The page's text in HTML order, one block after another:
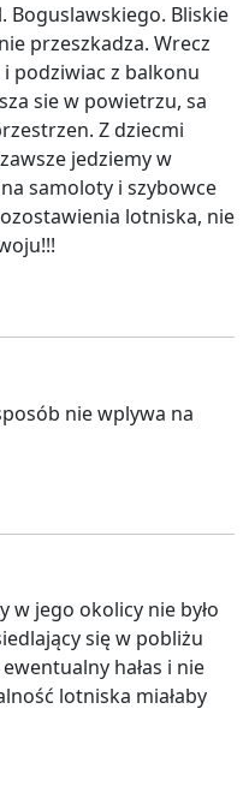
Boguslawskiego. Bliskie
przeszkadza. Wrecz
podziwiac z balkonu
sie w powietrzu, sa
Z dziecmi
jedziemy w
samoloty i szybowce
lotniska, nie
nie wplywa na
w jego okolicy nie było
się w pobliżu
hałas i nie
lotniska miałaby